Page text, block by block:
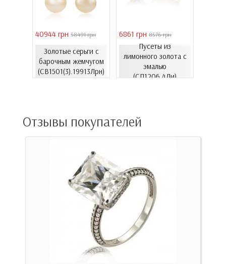
40944 грн 58491 грн
Золотые серьги с
барочным жемчугом
(СВ1501(3).19913Лрн)
6861 грн 8576 грн
Пусеты из
лимонного золота с
эмалью
(СП1206.4Ли)
Отзывы покупателей